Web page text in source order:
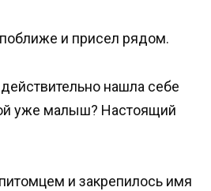
и присел рядом.
нашла себе
уже малыш? Настоящий
и закрепилось имя